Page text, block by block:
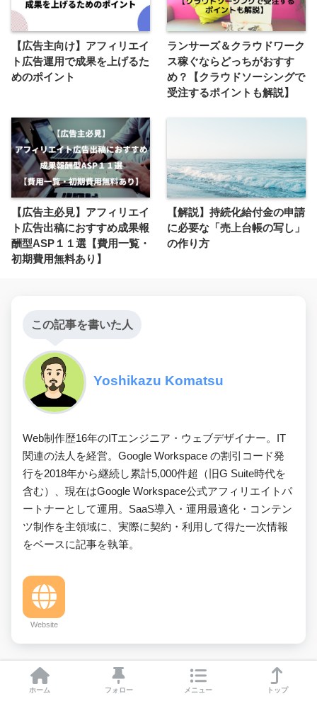
【広告主向け】アフィリエイ
ト広告運用で成果を上げるた
めのポイント
ランサーズ＆クラウドワーク
ス稼ぐならどっちがおすす
め？【クラウドソーシングで
受注するポイントも解説】
【広告主必見】アフィリエイ
ト広告出稿におすすめ成果報
酬型ASP１１選【費用一覧・
初期費用無料あり】
【解説】持続化給付金の申請
に必要な「売上台帳の写し」
の作り方
この記事を書いた人
Yoshikazu Komatsu
Web制作歴16年のITエンジニア・ウェブデザイナー。IT
関連の法人を経営。Google Workspace の割引コード発
行を2018年から継続し累計5,000件超（旧G Suite時代を
含む）、現在はGoogle Workspace公式アフィリエイトパ
ートナーとして運用。SaaS導入・運用最適化・コンテン
ツ制作を主領域に、実際に契約・利用して得た一次情報
をベースに記事を執筆。
Website
前の記事
ホーム フォロー メニュー トップ